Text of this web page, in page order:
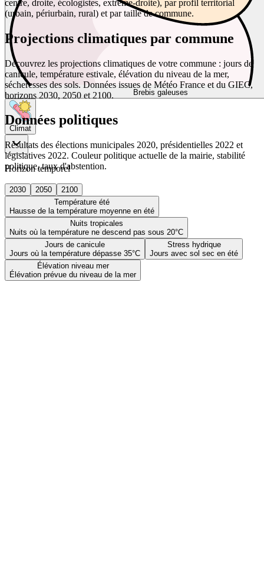
Brebis galeuses
Climat
Horizon temporel
2030 2050
2100
Température été
Hausse de la température moyenne en été
Nuits tropicales
Nuits où la température ne descend pas sous 20°C
Jours de canicule
Jours où la température dépasse 35°C
Stress hydrique
Jours avec sol sec en été
Élévation niveau mer
Élévation prévue du niveau de la mer
centre, droite, écologistes, extrême-droite), par profil territorial
(urbain, périurbain, rural) et par taille de commune.
Projections climatiques par commune
Découvrez les projections climatiques de votre commune : jours de
canicule, température estivale, élévation du niveau de la mer,
sécheresses des sols. Données issues de Météo France et du GIEC,
horizons 2030, 2050 et 2100.
Données politiques
Résultats des élections municipales 2020, présidentielles 2022 et
législatives 2022. Couleur politique actuelle de la mairie, stabilité
politique, taux d'abstention.